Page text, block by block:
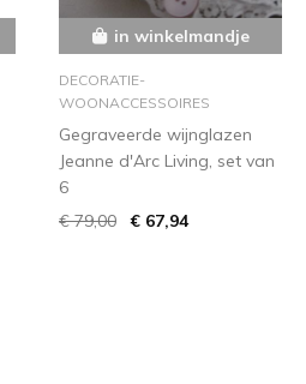
in winkelmandje
DECORATIE-
WOONACCESSOIRES
Gegraveerde wijnglazen
Jeanne d'Arc Living, set van
6
€ 79,00
€ 67,94